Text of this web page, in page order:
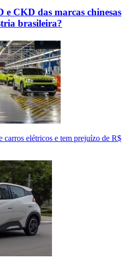
e CKD das marcas chinesas
brasileira?
carros elétricos e tem prejuízo de R$